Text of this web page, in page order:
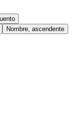
Nombre, ascendente